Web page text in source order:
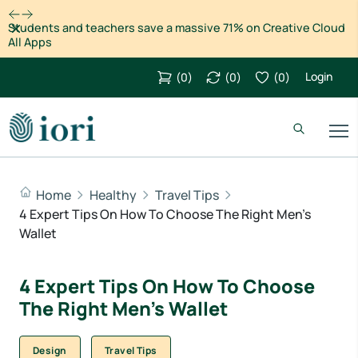
Students and teachers save a massive 71% on Creative Cloud
All Apps
Dismiss
(0) (0) (0) Login
Home Healthy
Travel Tips
4 Expert Tips On How To Choose The Right Men’s
Wallet
4 Expert Tips On How To Choose
The Right Men’s Wallet
Design Travel Tips